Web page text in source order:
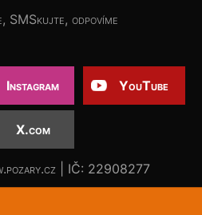
SMSkujte, odpovíme
Instagram YouTube
X.com
| IČ: 22908277